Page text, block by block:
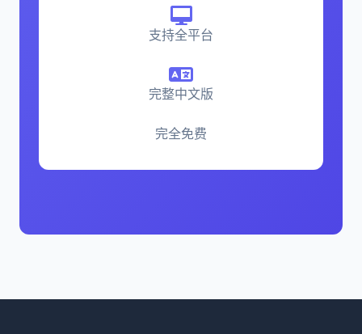
支持全平台
完整中文版
完全免费